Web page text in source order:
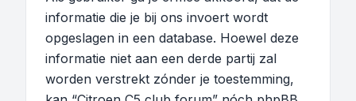
informatie die je bij ons invoert wordt
opgeslagen in een database. Hoewel deze
informatie niet aan een derde partij zal
worden verstrekt zónder je toestemming,